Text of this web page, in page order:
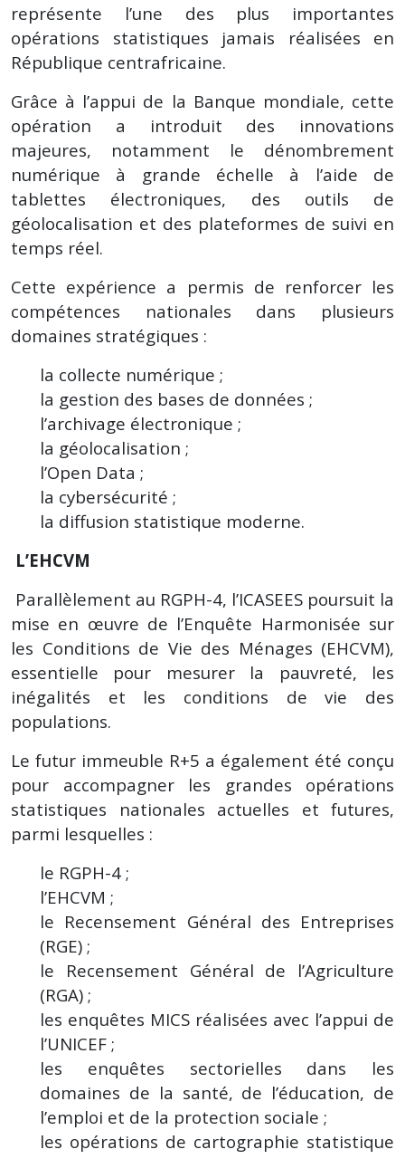
représente l’une des plus importantes
opérations statistiques jamais réalisées en
République centrafricaine.
Grâce à l’appui de la Banque mondiale, cette
opération a introduit des innovations
majeures, notamment le dénombrement
numérique à grande échelle à l’aide de
tablettes électroniques, des outils de
géolocalisation et des plateformes de suivi en
temps réel.
Cette expérience a permis de renforcer les
compétences nationales dans plusieurs
domaines stratégiques :
la collecte numérique ;
la gestion des bases de données ;
l’archivage électronique ;
la géolocalisation ;
l’Open Data ;
la cybersécurité ;
la diffusion statistique moderne.
L’EHCVM
Parallèlement au RGPH-4, l’ICASEES poursuit la
mise en œuvre de l’Enquête Harmonisée sur
les Conditions de Vie des Ménages (EHCVM),
essentielle pour mesurer la pauvreté, les
inégalités et les conditions de vie des
populations.
Le futur immeuble R+5 a également été conçu
pour accompagner les grandes opérations
statistiques nationales actuelles et futures,
parmi lesquelles :
le RGPH-4 ;
l’EHCVM ;
le Recensement Général des Entreprises
(RGE) ;
le Recensement Général de l’Agriculture
(RGA) ;
les enquêtes MICS réalisées avec l’appui de
l’UNICEF ;
les enquêtes sectorielles dans les
domaines de la santé, de l’éducation, de
l’emploi et de la protection sociale ;
les opérations de cartographie statistique